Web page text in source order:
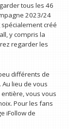
tous les 46
2023/24
créé
y compris la
regarder les
différents de
lieu de vous
vous vous
Pour les fans
iFollow de